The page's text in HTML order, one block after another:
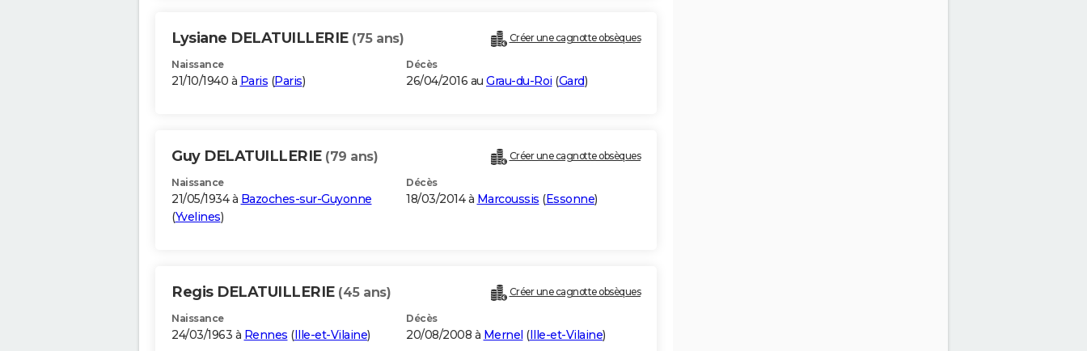
Lysiane DELATUILLERIE (75 ans) Créer une cagnotte obsèques
Naissance
21/10/1940 à Paris (Paris)
Décès
26/04/2016 au Grau-du-Roi (Gard)
Guy DELATUILLERIE (79 ans) Créer une cagnotte obsèques
Naissance
21/05/1934 à Bazoches-sur-Guyonne
(Yvelines)
Décès
18/03/2014 à Marcoussis (Essonne)
Regis DELATUILLERIE (45 ans) Créer une cagnotte obsèques
Naissance
24/03/1963 à Rennes (Ille-et-Vilaine)
Décès
20/08/2008 à Mernel (Ille-et-Vilaine)